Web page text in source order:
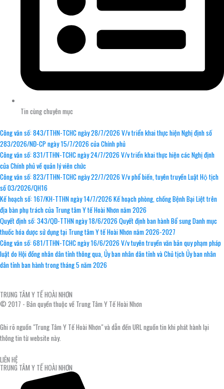
Tin cùng chuyên mục
Công văn số: 843/TTHN-TCHC ngày 28/7/2026 V/v triển khai thực hiện Nghị định số
283/2026/NĐ-CP ngày 15/7/2026 của Chính phủ
Công văn số: 831/TTHN-TCHC ngày 24/7/2026 V/v triển khai thực hiện các Nghị định
của Chính phủ về quản lý viên chức
Công văn số: 823/TTHN-TCHC ngày 22/7/2026 V/v phổ biến, tuyên truyền Luật Hộ tịch
số 03/2026/QH16
Kế hoạch số: 167/KH-TTHN ngày 14/7/2026 Kế hoạch phòng, chống Bệnh Bại Liệt trên
địa bàn phụ trách của Trung tâm Y tế Hoài Nhơn năm 2026
Quyết định số: 343/QĐ-TTHN ngày 18/6/2026 Quyết định ban hành Bổ sung Danh mục
thuốc hóa dược sử dụng tại Trung tâm Y tế Hoài Nhơn năm 2026-2027
Công văn số: 681/TTHN-TCHC ngày 16/6/2026 V/v tuyên truyền văn bản quy phạm pháp
luật do Hội đồng nhân dân tỉnh thông qua, Ủy ban nhân dân tỉnh và Chủ tịch Ủy ban nhân
dân tỉnh ban hành trong tháng 5 năm 2026
TRUNG TÂM Y TẾ HOÀI NHƠN
© 2017 - Bản quyền thuộc về Trung Tâm Y Tế Hoài Nhơn
Ghi rõ nguồn "Trung Tâm Y Tế Hoài Nhơn" và dẫn đến URL nguồn tin khi phát hành lại
thông tin từ website này.
LIÊN HỆ
TRUNG TÂM Y TẾ HOÀI NHƠN